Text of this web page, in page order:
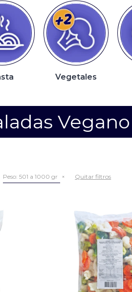
Vegetales
Peso: 501 a 1000 gr Quitar filtros
Brócoli, Coliflor y